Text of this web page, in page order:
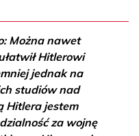
Można nawet
Hitlerowi
jednak na
studiów nad
Hitlera jestem
za wojnę